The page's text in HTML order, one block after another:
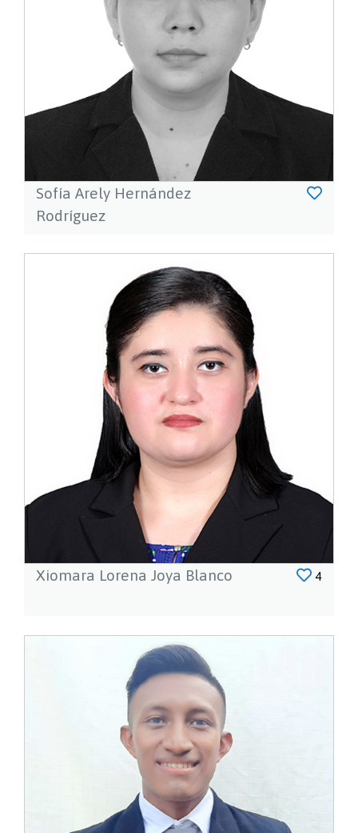
Sofía Arely Hernández
Rodríguez
Xiomara Lorena Joya Blanco 4